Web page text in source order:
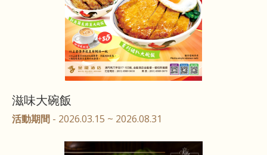
滋味大碗飯
活動期間 - 2026.03.15 ~ 2026.08.31